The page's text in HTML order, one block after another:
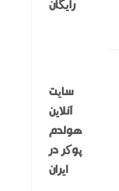
رایگان
سایت
آنلاین
هولدم
پوکر در
ایران